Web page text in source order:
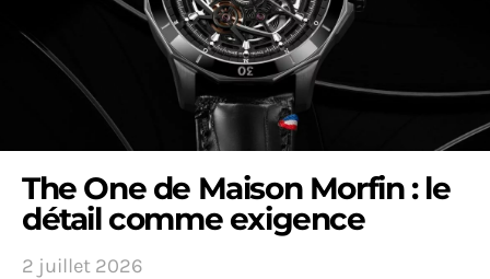
The One de Maison Morfin : le
détail comme exigence
2 juillet 2026